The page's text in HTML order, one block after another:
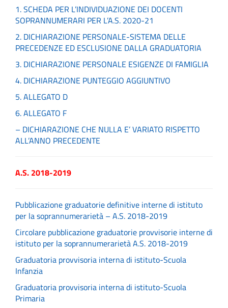
1. SCHEDA PER L’INDIVIDUAZIONE DEI DOCENTI
SOPRANNUMERARI PER L’A.S. 2020-21
2. DICHIARAZIONE PERSONALE-SISTEMA DELLE
PRECEDENZE ED ESCLUSIONE DALLA GRADUATORIA
3. DICHIARAZIONE PERSONALE ESIGENZE DI FAMIGLIA
4. DICHIARAZIONE PUNTEGGIO AGGIUNTIVO
5. ALLEGATO D
6. ALLEGATO F
– DICHIARAZIONE CHE NULLA E’ VARIATO RISPETTO
ALL’ANNO PRECEDENTE
A.S. 2018-2019
Pubblicazione graduatorie definitive interne di istituto
per la soprannumerarietà – A.S. 2018-2019
Circolare pubblicazione graduatorie provvisorie interne di
istituto per la soprannumerarietà A.S. 2018-2019
Graduatoria provvisoria interna di istituto-Scuola
Infanzia
Graduatoria provvisoria interna di istituto-Scuola
Primaria